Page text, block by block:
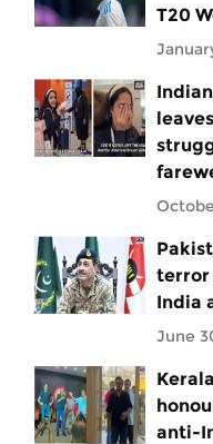
T20
terror
India
June
anti-